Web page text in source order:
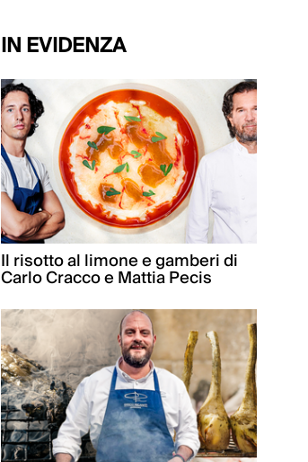
IN EVIDENZA
Il risotto al limone e gamberi di
Carlo Cracco e Mattia Pecis